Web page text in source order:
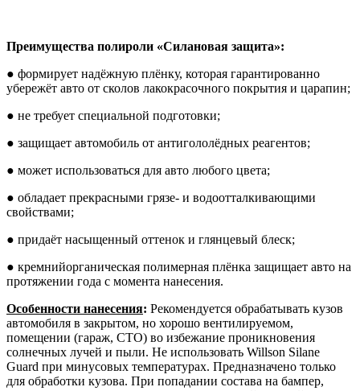
Преимущества полироли «Силановая защита»:
● формирует надёжную плёнку, которая гарантированно
убережёт авто от сколов лакокрасочного покрытия и царапин;
● не требует специальной подготовки;
● защищает автомобиль от антигололёдных реагентов;
● может использоваться для авто любого цвета;
● обладает прекрасными грязе- и водоотталкивающими
свойствами;
● придаёт насыщенный оттенок и глянцевый блеск;
● кремнийорганическая полимерная плёнка защищает авто на
протяжении года с момента нанесения.
Особенности нанесения: Рекомендуется обрабатывать кузов
автомобиля в закрытом, но хорошо вентилируемом,
помещении (гараж, СТО) во избежание проникновения
солнечных лучей и пыли. Не использовать Willson Silane
Guard при минусовых температурах. Предназначено только
для обработки кузова. При попадании состава на бампер,